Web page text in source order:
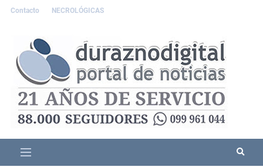
Contacto NECROLÓGICAS